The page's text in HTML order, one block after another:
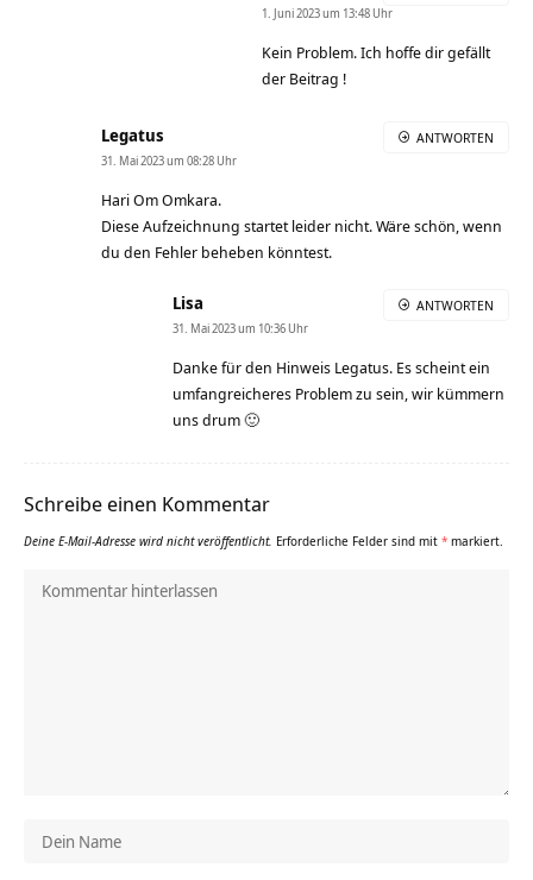
1. Juni 2023 um 13:48 Uhr
Kein Problem. Ich hoffe dir gefällt
der Beitrag !
Legatus
31. Mai 2023 um 08:28 Uhr
Hari Om Omkara.
Diese Aufzeichnung startet leider nicht. Wäre schön, wenn
du den Fehler beheben könntest.
ANTWORTEN
Lisa
31. Mai 2023 um 10:36 Uhr
Danke für den Hinweis Legatus. Es scheint ein
umfangreicheres Problem zu sein, wir kümmern
uns drum 🙂
ANTWORTEN
Schreibe einen Kommentar
Deine E-Mail-Adresse wird nicht veröffentlicht. Erforderliche Felder sind mit * markiert.